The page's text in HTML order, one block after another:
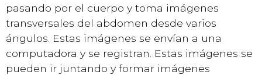
pasando por el cuerpo y toma imágenes
transversales del abdomen desde varios
ángulos. Estas imágenes se envían a una
computadora y se registran. Estas imágenes se
pueden ir juntando y formar imágenes